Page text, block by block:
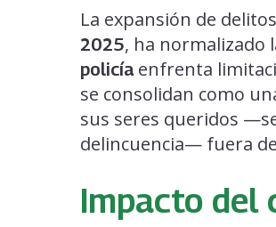
La expansión de
2025, ha normalizado
policíaenfrenta
se consolidan como
sus seres queridos
delincuencia— fuera
Impacto del